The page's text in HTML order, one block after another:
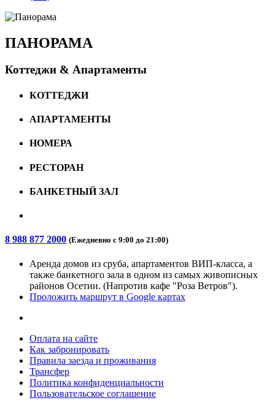
ПАНОРАМА
Коттеджи & Апартаменты
КОТТЕДЖИ
АПАРТАМЕНТЫ
НОМЕРА
РЕСТОРАН
БАНКЕТНЫЙ ЗАЛ
8 988 877 2000 (Ежедневно с 9:00 до 21:00)
Аренда домов из сруба, апартаментов ВИП-класса, а
также банкетного зала в одном из самых живописных
районов Осетии. (Напротив кафе "Роза Ветров").
Проложить маршрут в Google картах
Оплата на сайте
Как забронировать
Правила заезда и проживания
Трансфер
Политика конфиденциальности
Пользовательское соглашение